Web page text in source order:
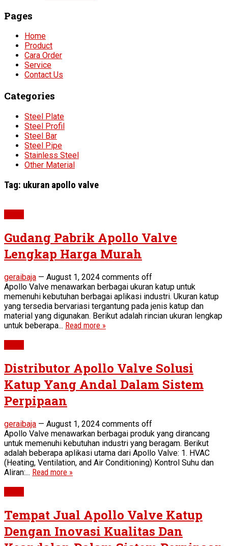
Pages
Home
Product
Cara Order
Service
Contact Us
Categories
Steel Plate
Steel Profil
Steel Bar
Steel Pipe
Stainless Steel
Other Material
Tag: ukuran apollo valve
Gudang Pabrik Apollo Valve
Lengkap Harga Murah
geraibaja — August 1, 2024 comments off
Apollo Valve menawarkan berbagai ukuran katup untuk
memenuhi kebutuhan berbagai aplikasi industri. Ukuran katup
yang tersedia bervariasi tergantung pada jenis katup dan
material yang digunakan. Berikut adalah rincian ukuran lengkap
untuk beberapa... Read more »
Distributor Apollo Valve Solusi
Katup Yang Andal Dalam Sistem
Perpipaan
geraibaja — August 1, 2024 comments off
Apollo Valve menawarkan berbagai produk yang dirancang
untuk memenuhi kebutuhan industri yang beragam. Berikut
adalah beberapa aplikasi utama dari Apollo Valve: 1. HVAC
(Heating, Ventilation, and Air Conditioning) Kontrol Suhu dan
Aliran:... Read more »
Tempat Jual Apollo Valve Katup
Dengan Inovasi Kualitas Dan